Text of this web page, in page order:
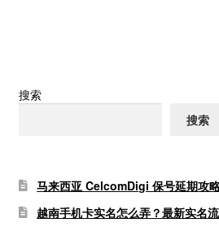
搜索
搜索
马来西亚 CelcomDigi 保号延期攻
越南手机卡实名怎么弄？最新实名